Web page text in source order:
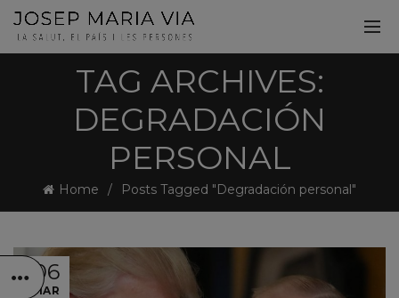
TAG ARCHIVES:
DEGRADACIÓN
PERSONAL
Home Posts Tagged "Degradación personal"
06
MAR